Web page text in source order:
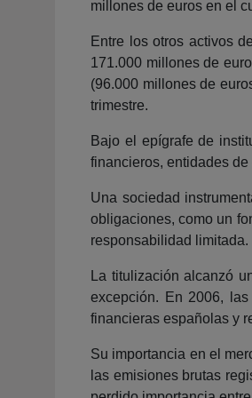
millones de euros en el
Entre los otros activos
171.000 millones de
(96.000 millones de
trimestre.
Bajo el epígrafe de
financieros, entidades
Una sociedad
obligaciones, como un
responsabilidad limitada.
La titulización alcanzó
excepción. En 2006,
financieras españolas y
Su importancia en el
las emisiones brutas